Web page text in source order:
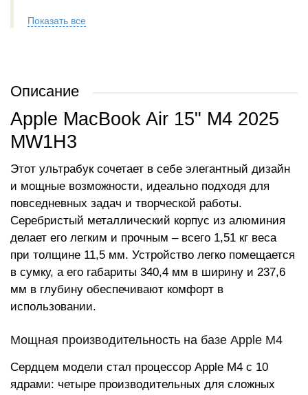
Показать все
Описание
Apple MacBook Air 15" M4 2025
MW1H3
Этот ультрабук сочетает в себе элегантный дизайн
и мощные возможности, идеально подходя для
повседневных задач и творческой работы.
Серебристый металлический корпус из алюминия
делает его легким и прочным – всего 1,51 кг веса
при толщине 11,5 мм. Устройство легко помещается
в сумку, а его габариты 340,4 мм в ширину и 237,6
мм в глубину обеспечивают комфорт в
использовании.
Мощная производительность на базе Apple M4
Сердцем модели стал процессор Apple M4 с 10
ядрами: четыре производительных для сложных